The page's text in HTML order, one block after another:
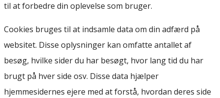
til at forbedre din oplevelse som bruger.
Cookies bruges til at indsamle data om din adfærd på
websitet. Disse oplysninger kan omfatte antallet af
besøg, hvilke sider du har besøgt, hvor lang tid du har
brugt på hver side osv. Disse data hjælper
hjemmesidernes ejere med at forstå, hvordan deres side